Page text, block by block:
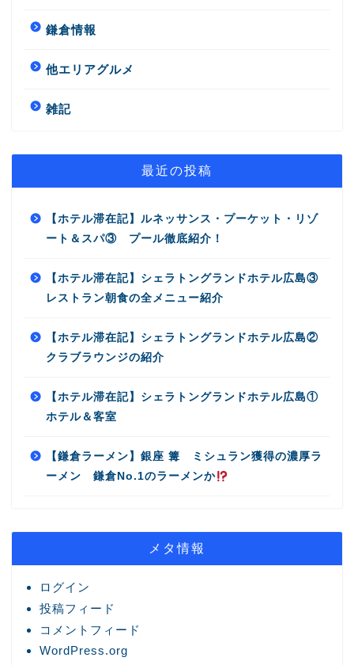
鎌倉情報
他エリアグルメ
雑記
最近の投稿
【ホテル滞在記】ルネッサンス・プーケット・リゾ
ート＆スパ③ プール徹底紹介！
【ホテル滞在記】シェラトングランドホテル広島③
レストラン朝食の全メニュー紹介
【ホテル滞在記】シェラトングランドホテル広島②
クラブラウンジの紹介
【ホテル滞在記】シェラトングランドホテル広島①
ホテル＆客室
【鎌倉ラーメン】銀座 篝 ミシュラン獲得の濃厚ラ
ーメン 鎌倉No.1のラーメンか
メタ情報
ログイン
投稿フィード
コメントフィード
WordPress.org